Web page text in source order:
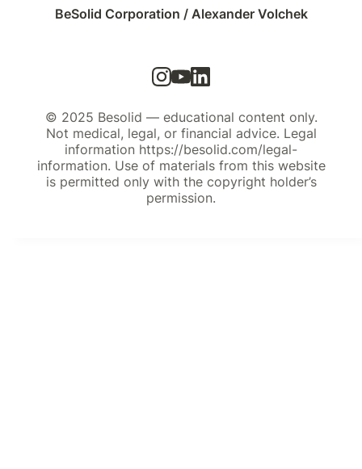
BeSolid Corporation / Alexander Volchek
© 2025 Besolid — educational content only.
Not medical, legal, or financial advice. Legal
information https://besolid.com/legal-
information. Use of materials from this website
is permitted only with the copyright holder’s
permission.